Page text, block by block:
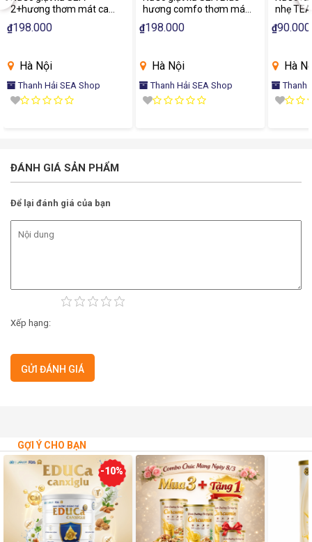
2+hương thơm mát can
3.7kg
₫198.000
Hà Nội
Thanh Hải SEA Shop
hương comfo thơm mát
cần 3.7kg
₫198.000
Hà Nội
Thanh Hải SEA Shop
nhẹ
₫90.000
Hà
Thanh
ĐÁNH GIÁ SẢN PHẨM
Để lại đánh giá của bạn
Xếp hạng:
GỢI Ý CHO BẠN
-10%